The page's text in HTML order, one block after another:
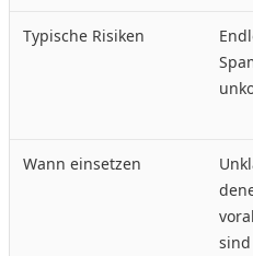
Typische Risiken
Wann einsetzen
sind